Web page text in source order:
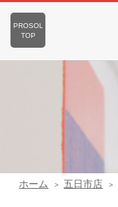
PROSOL
TOP
ホーム 五日市店